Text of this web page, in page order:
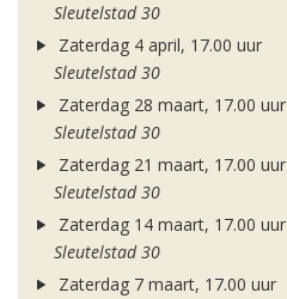
Sleutelstad 30
Zaterdag 4 april, 17.00 uur
Sleutelstad 30
Zaterdag 28 maart, 17.00 uur
Sleutelstad 30
Zaterdag 21 maart, 17.00 uur
Sleutelstad 30
Zaterdag 14 maart, 17.00 uur
Sleutelstad 30
Zaterdag 7 maart, 17.00 uur